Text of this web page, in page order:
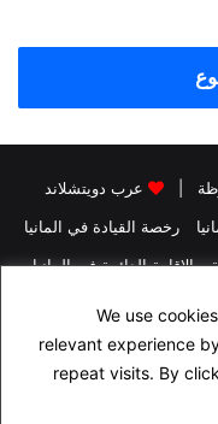
We use
relevant experience
repeat visits. By
عرب دويتشلاند
رخصة القيادة في المانيا
الاقامة الدائمة في المانيا
العربية
راسلنا
نحن